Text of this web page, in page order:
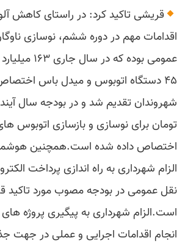
قریشی تاکید کرد: در راستای کاهش
اقدامات مهم در دوره ششم، نوسازی
عمومی بوده که در
۴۵ دستگاه اتوبوس و میدل باس
تومان برای نوسازی و بازسازی اتوبوس
اختصاص داده شده است.همچنین هوشمند
الزام شهرداری به راه اندازی پرداخت
نقل عمومی در بودجه مصوب مورد تاکید
است.الزام شهرداری به پیگیری پروژه های
انجام اقدامات اجرایی و عملی در جهت